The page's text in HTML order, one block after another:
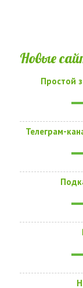
Новые
Простой
Телеграм-